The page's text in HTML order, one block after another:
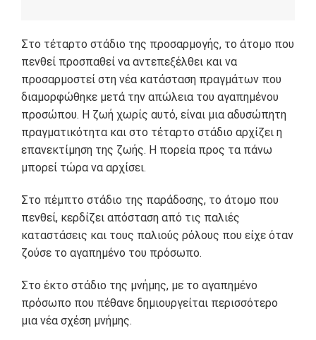
Στο τέταρτο στάδιο της προσαρμογής, το άτομο που
πενθεί προσπαθεί να αντεπεξέλθει και να
προσαρμοστεί στη νέα κατάσταση πραγμάτων που
διαμορφώθηκε μετά την απώλεια του αγαπημένου
προσώπου. Η ζωή χωρίς αυτό, είναι μια αδυσώπητη
πραγματικότητα και στο τέταρτο στάδιο αρχίζει η
επανεκτίμηση της ζωής. Η πορεία προς τα πάνω
μπορεί τώρα να αρχίσει.
Στο πέμπτο στάδιο της παράδοσης, το άτομο που
πενθεί, κερδίζει απόσταση από τις παλιές
καταστάσεις και τους παλιούς ρόλους που είχε όταν
ζούσε το αγαπημένο του πρόσωπο.
Στο έκτο στάδιο της μνήμης, με το αγαπημένο
πρόσωπο που πέθανε δημιουργείται περισσότερο
μια νέα σχέση μνήμης.